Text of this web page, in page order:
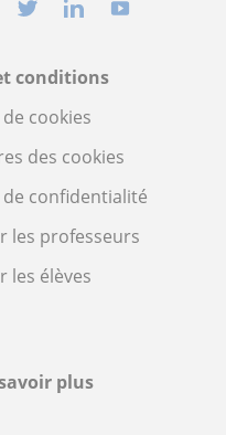
conditions
cookies
des cookies
confidentialité
les professeurs
les élèves
plus